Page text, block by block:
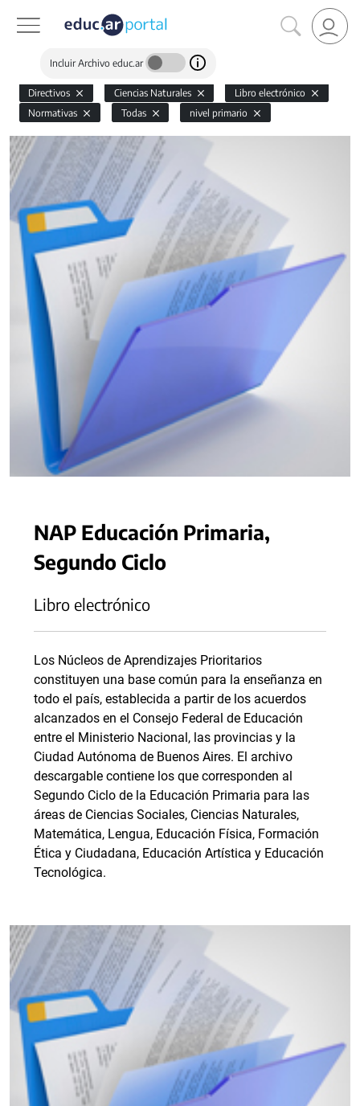
Incluir Archivo educ.ar
Directivos Ciencias Naturales
Libro electrónico
Normativas
Todas nivel primario
NAP Educación Primaria,
Segundo Ciclo
Libro electrónico
Los Núcleos de Aprendizajes Prioritarios
constituyen una base común para la enseñanza en
todo el país, establecida a partir de los acuerdos
alcanzados en el Consejo Federal de Educación
entre el Ministerio Nacional, las provincias y la
Ciudad Autónoma de Buenos Aires. El archivo
descargable contiene los que corresponden al
Segundo Ciclo de la Educación Primaria para las
áreas de Ciencias Sociales, Ciencias Naturales,
Matemática, Lengua, Educación Física, Formación
Ética y Ciudadana, Educación Artística y Educación
Tecnológica.